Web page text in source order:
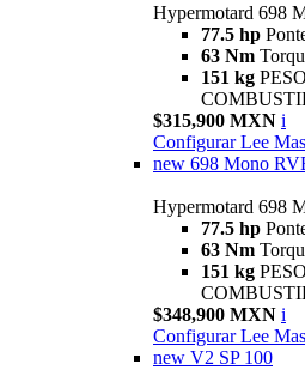
Hypermotard 698
77.5 hp
63 Nm
151 kg
$315,900 MXN i
Configurar Lee Mas
new 698 Mono
Hypermotard 698
77.5 hp
63 Nm
151 kg
$348,900 MXN i
Configurar Lee Mas
new V2 SP 100